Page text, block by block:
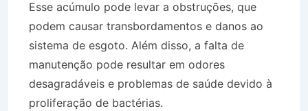
Esse acúmulo pode levar a obstruções, que
podem causar transbordamentos e danos ao
sistema de esgoto. Além disso, a falta de
manutenção pode resultar em odores
desagradáveis e problemas de saúde devido à
proliferação de bactérias.